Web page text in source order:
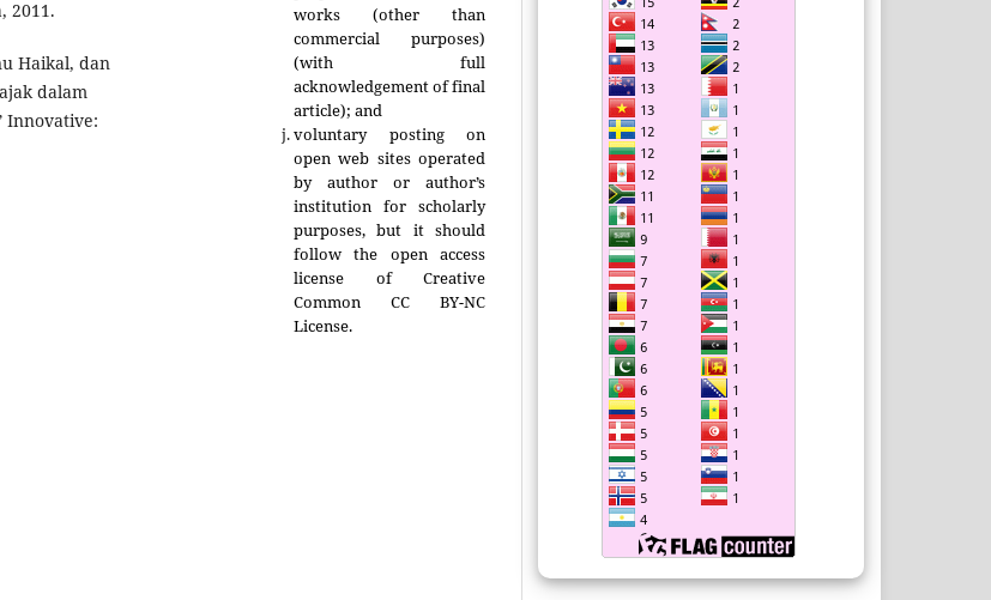
2011.
Haikal, dan
dalam
Innovative:
works (other than
commercial purposes)
(with full
acknowledgement of final
article); and
voluntary posting on
open web sites operated
by author or author’s
institution for scholarly
purposes, but it should
follow the open access
license of Creative
Common CC BY-NC
License.